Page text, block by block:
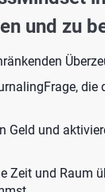
und zu
Geld und
Zeit und Raum